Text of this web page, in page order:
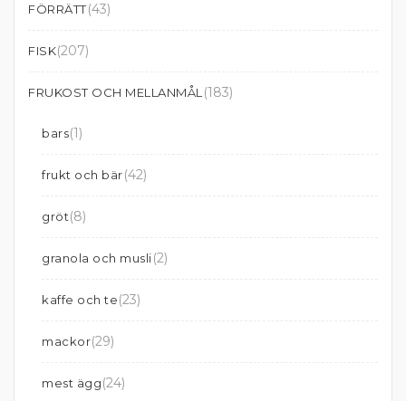
FÖRRÄTT(43)
FISK(207)
FRUKOST OCH MELLANMÅL (183)
bars(1)
frukt och bär(42)
gröt(8)
granola och musli(2)
kaffe och te(23)
mackor(29)
mest ägg(24)